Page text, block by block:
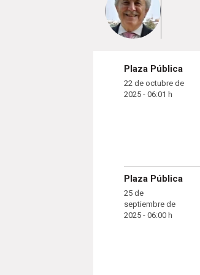
Plaza Pública
22 de octubre de
2025 - 06:01 h
Plaza Pública
25 de
septiembre de
2025 - 06:00 h